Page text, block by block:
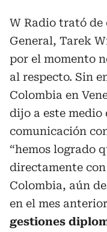
W Radio trató de
General, Tarek
por el momento
al respecto. Sin
Colombia en
dijo a este medio
comunicación
“hemos logrado
directamente
Colombia, aún
en el mes
gestiones